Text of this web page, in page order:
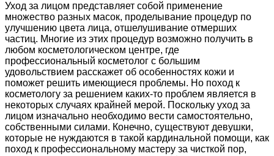
Уход за лицом представляет собой применение
множество разных масок, проделывание процедур по
улучшению цвета лица, отшелушивание отмерших
частиц. Многие из этих процедур возможно получить в
любом косметологическом центре, где
профессиональный косметолог с большим
удовольствием расскажет об особенностях кожи и
поможет решить имеющиеся проблемы. Но поход к
косметологу за решением каких-то проблем является в
некоторых случаях крайней мерой. Поскольку уход за
лицом изначально необходимо вести самостоятельно,
собственными силами. Конечно, существуют девушки,
которые не нуждаются в такой кардинальной помощи, как
поход к профессиональному мастеру за чисткой пор,